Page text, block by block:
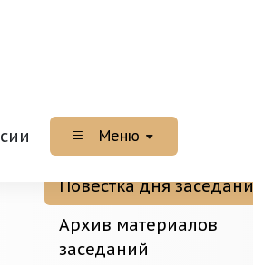
Меню
Повестка дня
Архив материалов
заседаний